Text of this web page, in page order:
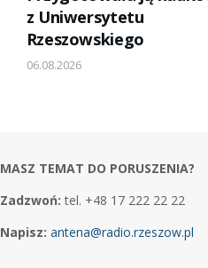
z Uniwersytetu
Rzeszowskiego
06.08.2026
MASZ TEMAT DO PORUSZENIA?
Zadzwoń: tel. +48 17 222 22 22
Napisz: antena@radio.rzeszow.pl